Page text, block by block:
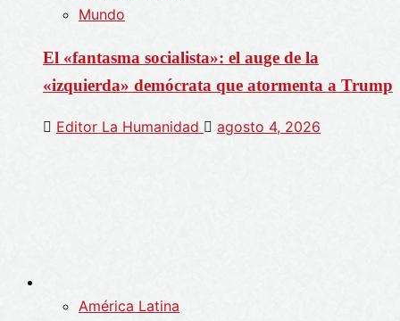
Mundo
El «fantasma socialista»: el auge de la
«izquierda» demócrata que atormenta a Trump
Editor La Humanidad agosto 4, 2026
América Latina